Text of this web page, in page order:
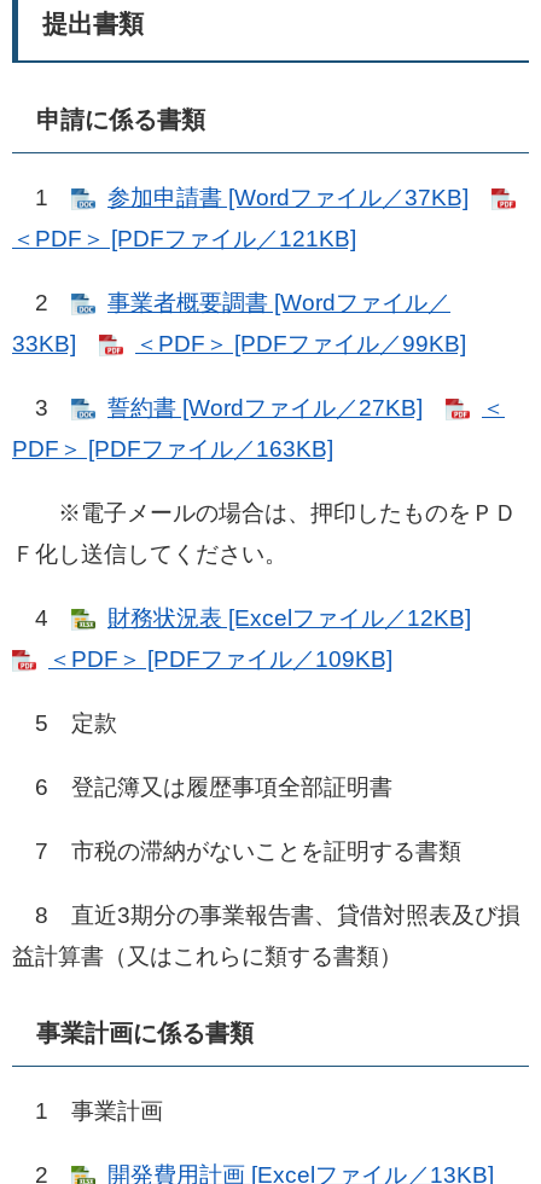
提出書類
申請に係る書類
1
参加申請書 [Wordファイル／37KB]
＜PDF＞ [PDFファイル／121KB]
2
事業者概要調書 [Wordファイル／
33KB]
＜PDF＞ [PDFファイル／99KB]
3 誓約書 [Wordファイル／27KB]
＜
PDF＞ [PDFファイル／163KB]
※電子メールの場合は、押印したものをＰＤ
Ｆ化し送信してください。
4
財務状況表 [Excelファイル／12KB]
＜PDF＞ [PDFファイル／109KB]
5 定款
6 登記簿又は履歴事項全部証明書
7 市税の滞納がないことを証明する書類
8 直近3期分の事業報告書、貸借対照表及び損
益計算書（又はこれらに類する書類）
事業計画に係る書類
1 事業計画
2
開発費用計画 [Excelファイル／13KB]